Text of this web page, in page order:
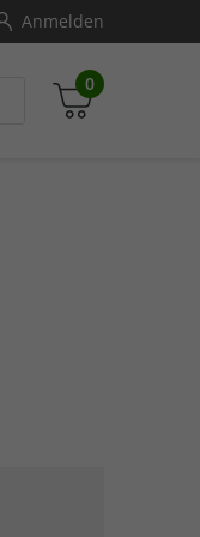
Anmelden
0